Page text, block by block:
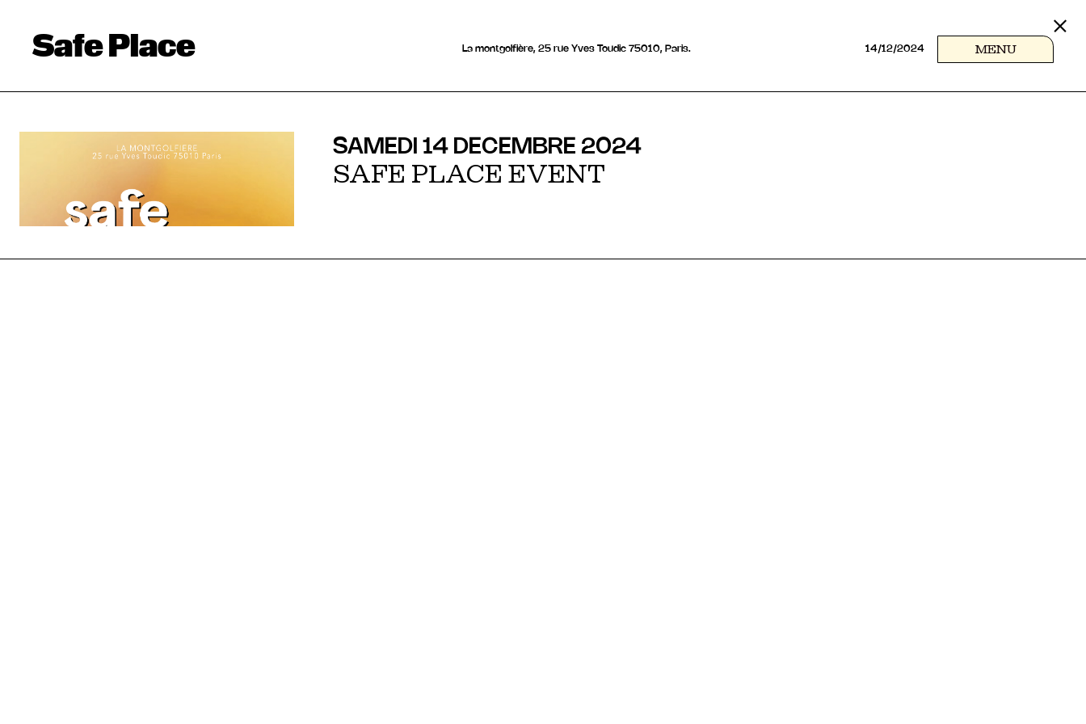
Safe Place La montgolfière, 25 rue Yves Toudic 75010, Paris. 14/12/2024 MENU
SAMEDI 14 DECEMBRE 2024
SAFE PLACE EVENT